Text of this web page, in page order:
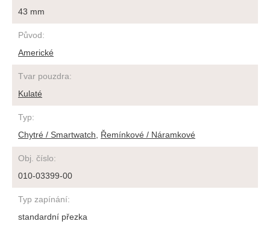
43 mm
Původ:
Americké
Tvar pouzdra:
Kulaté
Typ:
Chytré / Smartwatch, Řemínkové / Náramkové
Obj. číslo:
010-03399-00
Typ zapínání:
standardní přezka